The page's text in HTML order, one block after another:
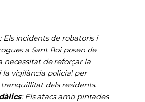
: Els incidents de robatoris i
a Sant Boi posen de
necessitat de reforçar la
la vigilància policial per
dels residents.
: Els atacs amb pintades